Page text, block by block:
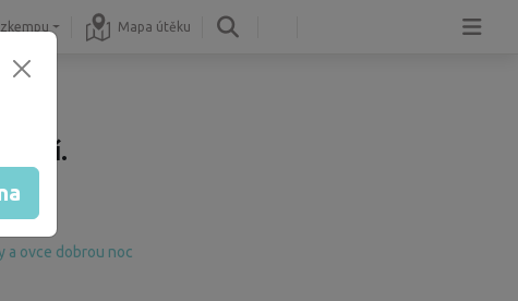
Mapa útěku
a ovce dobrou noc